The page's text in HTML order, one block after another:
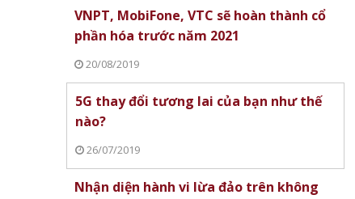
VNPT, MobiFone, VTC sẽ hoàn thành cổ
phần hóa trước năm 2021
20/08/2019
5G thay đổi tương lai của bạn như thế
nào?
26/07/2019
Nhận diện hành vi lừa đảo trên không